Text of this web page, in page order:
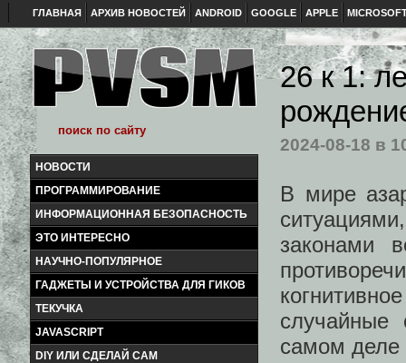
ГЛАВНАЯ АРХИВ НОВОСТЕЙ ANDROID GOOGLE APPLE
НОВОСТИ
ПРОГРАММИРОВАНИЕ
ИНФОРМАЦИОННАЯ БЕЗОПАСНОСТЬ
ЭТО ИНТЕРЕСНО
НАУЧНО-ПОПУЛЯРНОЕ
ГАДЖЕТЫ И УСТРОЙСТВА ДЛЯ ГИКОВ
ТЕКУЧКА
JAVASCRIPT
DIY ИЛИ СДЕЛАЙ САМ
26 к 1:
2024-08-18 в
В мире
законами
случайные
самом деле